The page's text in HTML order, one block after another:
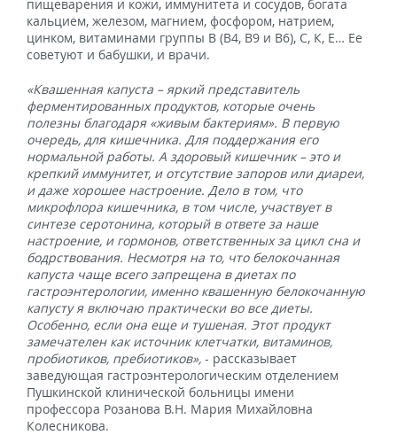
пищеварения и кожи, иммунитета и сосудов, богата
кальцием, железом, магнием, фосфором, натрием,
цинком, витаминами группы В (В4, В9 и В6), С, К, Е… Ее
советуют и бабушки, и врачи.
«Квашенная капуста – яркий представитель
ферментированных продуктов, которые очень
полезны благодаря «живым бактериям». В первую
очередь, для кишечника. Для поддержания его
нормальной работы. А здоровый кишечник – это и
крепкий иммунитет, и отсутствие запоров или диареи,
и даже хорошее настроение. Дело в том, что
микрофлора кишечника, в том числе, участвует в
синтезе серотонина, который в ответе за наше
настроение, и гормонов, ответственных за цикл сна и
бодрствования. Несмотря на то, что белокочанная
капуста чаще всего запрещена в диетах по
гастроэнтерологии, именно квашенную белокочанную
капусту я включаю практически во все диеты.
Особенно, если она еще и тушеная. Этот продукт
замечателен как источник клетчатки, витаминов,
пробиотиков, пребиотиков», - рассказывает
заведующая гастроэнтерологическим отделением
Пушкинской клинической больницы имени
профессора Розанова В.Н. Мария Михайловна
Колесникова.